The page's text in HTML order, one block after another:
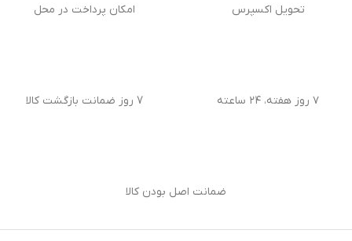
تحویل اکسپرس امکان پرداخت در محل
۷ روز هفته، ۲۴ ساعته 7 روز ضمانت بازگشت کالا
ضمانت اصل بودن کالا